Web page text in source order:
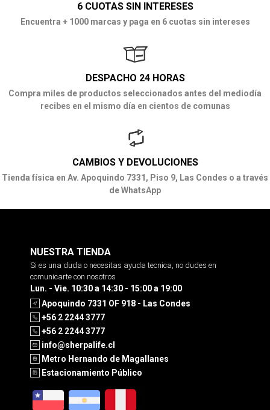
6 CUOTAS SIN INTERESES
Encuentra + 1000 marcas y paga en 6 cuotas sin intereses
DESPACHO 24 HORAS
Compra miles de productos seleccionados antes del mediodía
recibes en el mismo día en cientos de comunas
CAMBIOS Y DEVOLUCIONES
Tienda física en Av. Apoquindo 7331, Piso 9, Las Condes o a través
de WhatsApp
NUESTRA TIENDA
Si es una duda o necesitas ayuda tecnica, no dudes en
comunicarte con nosotros
Lun. - Vie. 10:30 a 14:30 - 15:00 a 19:00
Apoquindo 7331 OF 918 - Las Condes
+56 2 2244 3777
+56 2 2244 3777
info@sherpalife.cl
Metro Hernando de Magallanes
Estacionamiento Público